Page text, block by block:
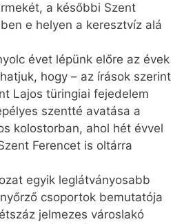
a későbbi Szent
e helyen a keresztvíz alá
évet lépünk előre az évek
hogy – az írások szerint
Lajos türingiai fejedelem
szentté avatása a
kolostorban, ahol hét évvel
Ferencet is oltárra
egyik leglátványosabb
csoportok bemutatója
jelmezes városlakó